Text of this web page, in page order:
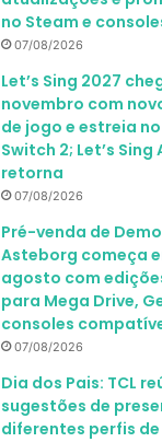
no Steam e
07/08/2026
Let’s Sing 2027
novembro com
de jogo e estreia
Switch 2; Let’s Sing
retorna
07/08/2026
Pré-venda de
Asteborg começa
agosto com
para Mega Drive,
consoles
07/08/2026
Dia dos Pais: TCL
sugestões de
diferentes perfis de